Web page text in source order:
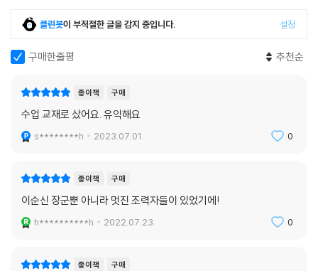
한산대첩을 승리로 이끈 천재 전략가_ 이운룡
이순신은 자신의 후계자로 이운룡 장군을 꼽았다. 이운룡은 다름아닌 경쟁
자 원균의 부하이다. 1587년 여진족을 상대로 한 녹둔도 전투에서 이순신
과 이운룡은 서로의 자질과 됨됨이를 알아본다. 임진왜란이 일어나자, 이
운룡은 자신의 상관인 원균을 설득해 어려운 시기에 이순신의 출전을 끌어
지 않고 도와준다. 이후 한산대첩에서 이순신이 구상한 학익진이 성공할
수 있도록 실질적인 유인 작전을 펼친 장수가 바로 이운룡이다. 사사로운
감정에 얽매이지 않는 두 장수의 합심으로 세계 해전사에 길이 남을 한산
대첩을 이끌어 냈으며, 이후 일본이 다시는 조선 땅을 넘보지 못하도록 만
클린봇이 부적절한 글을 감지 중입니다. 설정
구매한줄평 추천순
종이책 구매
수업 교재로 샀어요. 유익해요
s********h 2023.07.01. 0
종이책 구매
이순신 장군뿐 아니라 멋진 조력자들이 있었기에!
h**********h 2022.07.23. 0
종이책 구매